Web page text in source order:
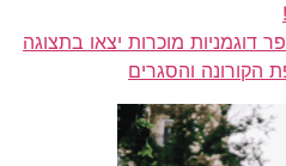
דוגמניות מוכרות יצאו בתצוגה
הקורונה והסגרים